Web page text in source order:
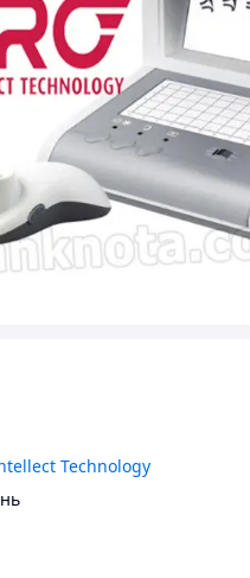
Technology